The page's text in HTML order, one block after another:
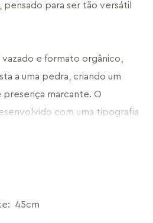
para ser tão versátil
e formato orgânico,
a uma pedra, criando um
marcante. O
com uma tipografia
e criativa, o pingente se abre
em metal vazado possui
segurança, e seu interior
:
45cm